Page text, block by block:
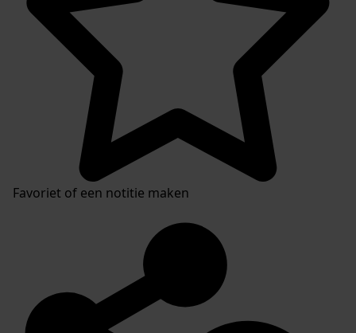
Favoriet of een notitie maken